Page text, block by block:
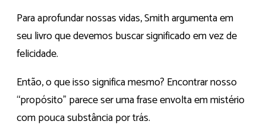
Para aprofundar nossas vidas, Smith argumenta em
seu livro que devemos buscar significado em vez de
felicidade.
Então, o que isso significa mesmo? Encontrar nosso
“propósito” parece ser uma frase envolta em mistério
com pouca substância por trás.